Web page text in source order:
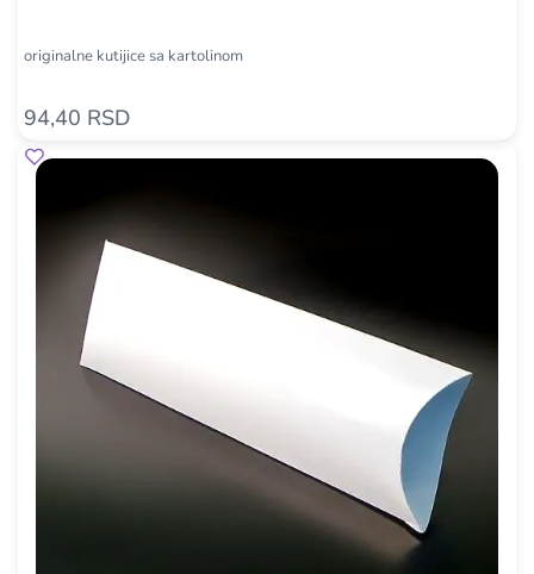
originalne kutijice sa kartolinom
94,40 RSD